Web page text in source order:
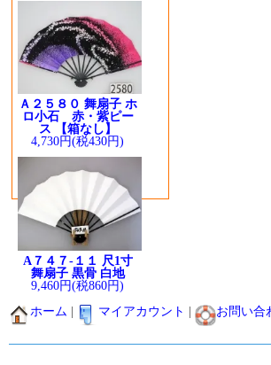
Ａ２５８０ 舞扇子 ホ
ロ小石 赤・紫ピー
ス 【箱なし】
4,730円(税430円)
A７４７-１１ 尺1寸
舞扇子 黒骨 白地
9,460円(税860円)
ホーム マイアカウント お問い合